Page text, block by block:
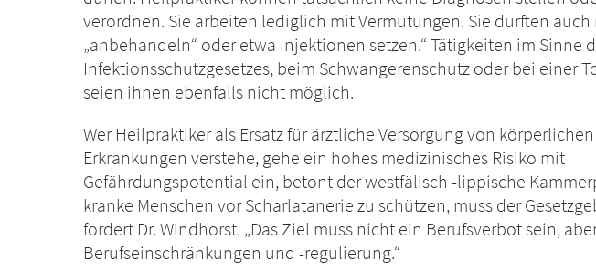
verordnen. Sie arbeiten lediglich mit Vermutungen. Sie dürften
„anbehandeln“ oder etwa Injektionen setzen.“ Tätigkeiten im Sinne
Infektionsschutzgesetzes, beim Schwangerenschutz oder bei einer
seien ihnen ebenfalls nicht möglich.
Wer Heilpraktiker als Ersatz für ärztliche Versorgung von
Erkrankungen verstehe, gehe ein hohes medizinisches Risiko mit
Gefährdungspotential ein, betont der westfälisch -lippische
kranke Menschen vor Scharlatanerie zu schützen, muss der
fordert Dr. Windhorst. „Das Ziel muss nicht ein Berufsverbot sein,
Berufseinschränkungen und -regulierung.“